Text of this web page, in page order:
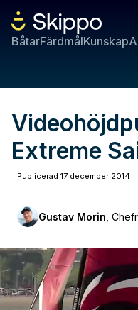
BåtarFärdmålKunskap
Extreme
Publicerad 17 december 2014
Gustav Morin